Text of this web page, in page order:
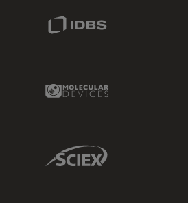
Molecular Devices Link
Sciex Link